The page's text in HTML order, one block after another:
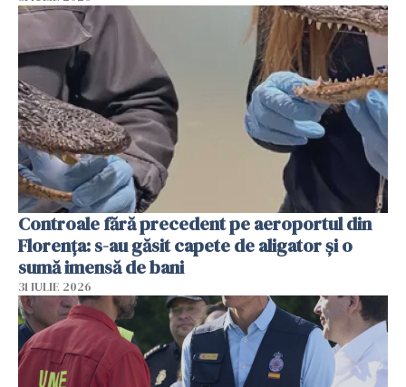
Controale fără precedent pe aeroportul din
Florența: s-au găsit capete de aligator și o
sumă imensă de bani
31 IULIE 2026